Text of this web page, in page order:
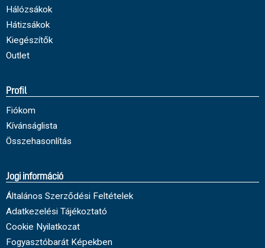
Hálózsákok
Hátizsákok
Kiegészítők
Outlet
Profil
Fiókom
Kívánságlista
Összehasonlítás
Jogi információ
Általános Szerződési Feltételek
Adatkezelési Tájékoztató
Cookie Nyilatkozat
Fogyasztóbarát Képekben